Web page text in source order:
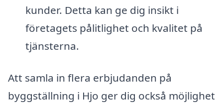
kunder. Detta kan ge dig insikt i
företagets pålitlighet och kvalitet på
tjänsterna.
Att samla in flera erbjudanden på
byggställning i Hjo ger dig också möjlighet